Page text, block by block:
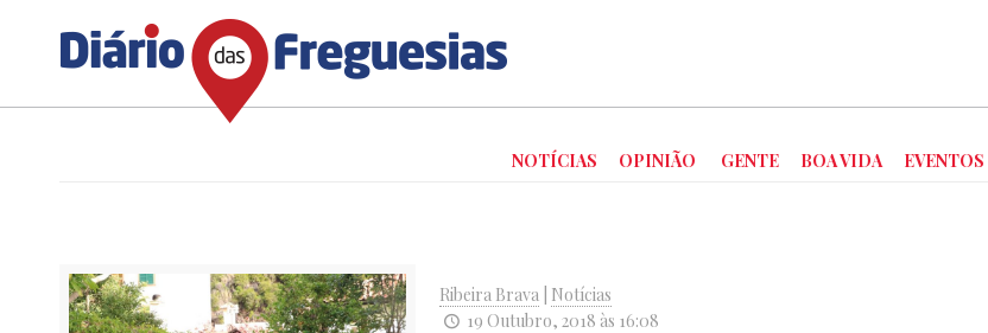
NOTÍCIAS OPINIÃO GENTE BOA VIDA EVENTOS
Ribeira Brava Notícias
19 Outubro, 2018 às 16:08